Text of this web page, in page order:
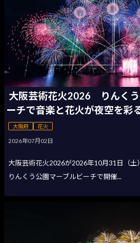
大阪芸術花火2026 りんくう
ーチで音楽と花火が夜空を彩
大阪府 花火
2026年07月02日
大阪芸術花火2026が2026年10月31日（土
りんくう公園マーブルビーチで開催...